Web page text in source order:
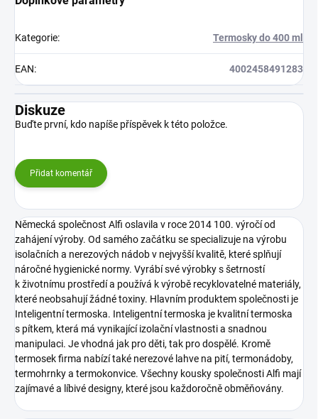
Kategorie: Termosky do 400 ml
EAN: 4002458491283
Diskuze
Buďte první, kdo napíše příspěvek k této položce.
Přidat komentář
Německá společnost Alfi oslavila v roce 2014 100. výročí od
zahájení výroby. Od samého začátku se specializuje na výrobu
isolačních a nerezových nádob v nejvyšší kvalitě, které splňují
náročné hygienické normy. Vyrábí své výrobky s šetrností
k životnímu prostředí a používá k výrobě recyklovatelné materiály,
které neobsahují žádné toxiny. Hlavním produktem společnosti je
Inteligentní termoska. Inteligentní termoska je kvalitní termoska
s pítkem, která má vynikající izolační vlastnosti a snadnou
manipulaci. Je vhodná jak pro děti, tak pro dospělé. Kromě
termosek firma nabízí také nerezové lahve na pití, termonádoby,
termohrnky a termokonvice. Všechny kousky společnosti Alfi mají
zajímavé a líbivé designy, které jsou každoročně obměňovány.